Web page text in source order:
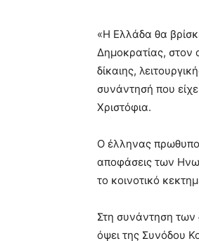
«Η Ελλάδα θα
Δημοκρατίας, στον
δίκαιης,
συνάντησή που
Χριστόφια.
Ο έλληνας
αποφάσεις των
το κοινοτικό
Στη συνάντηση των
όψει της Συνόδου